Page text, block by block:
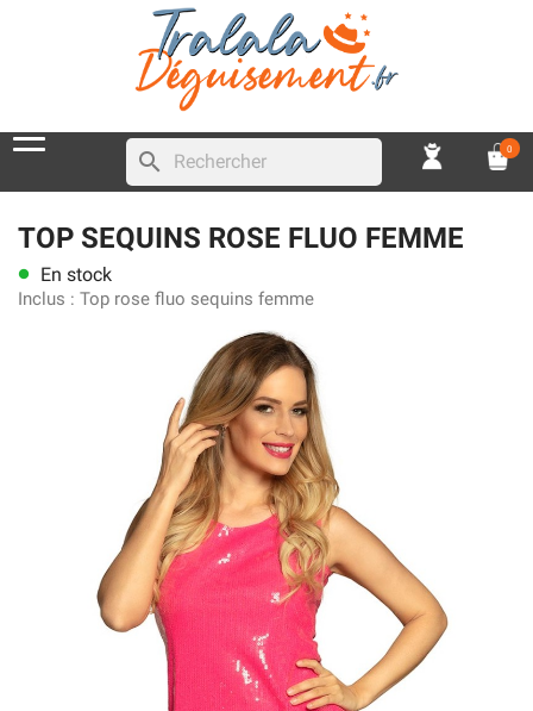
search 0
TOP SEQUINS ROSE FLUO FEMME
lens En stock
Inclus : Top rose fluo sequins femme